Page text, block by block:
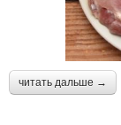
читать дальше →